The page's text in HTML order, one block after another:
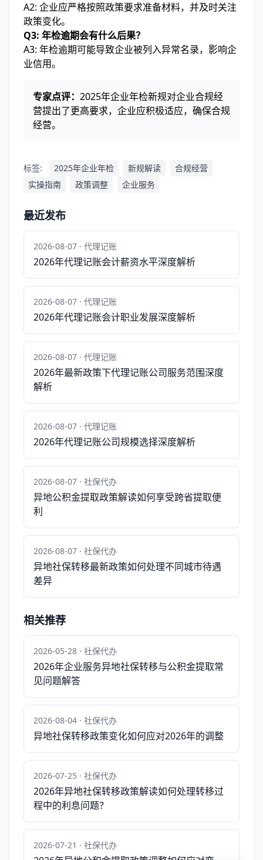
A2: 企业应严格按照政策要求准备材料，并及时关注
政策变化。
Q3: 年检逾期会有什么后果？
A3: 年检逾期可能导致企业被列入异常名录，影响企
业信用。
专家点评： 2025年企业年检新规对企业合规经
营提出了更高要求，企业应积极适应，确保合规
经营。
标签: 2025年企业年检 新规解读
合规经营
实操指南
政策调整 企业服务
最近发布
2026-08-07 · 代理记账
2026年代理记账会计薪资水平深度解析
2026-08-07 · 代理记账
2026年代理记账会计职业发展深度解析
2026-08-07 · 代理记账
2026年最新政策下代理记账公司服务范围深度
解析
2026-08-07 · 代理记账
2026年代理记账公司规模选择深度解析
2026-08-07 · 社保代办
异地公积金提取政策解读如何享受跨省提取便
利
2026-08-07 · 社保代办
异地社保转移最新政策如何处理不同城市待遇
差异
相关推荐
2026-05-28 · 社保代办
2026年企业服务异地社保转移与公积金提取常
见问题解答
2026-08-04 · 社保代办
异地社保转移政策变化如何应对2026年的调整
2026-07-25 · 社保代办
2026年异地社保转移政策解读如何处理转移过
程中的利息问题？
2026-07-21 · 社保代办